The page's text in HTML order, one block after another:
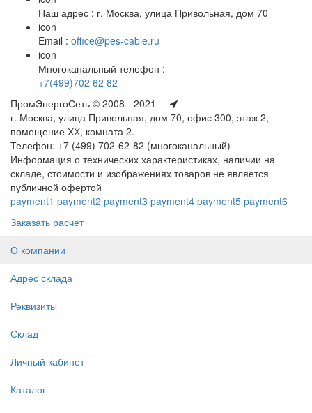
Наш адрес : г. Москва, улица Привольная, дом 70
icon
Email : office@pes-cable.ru
icon
Многоканальный телефон :
+7(499)702 62 82
ПромЭнергоСеть © 2008 - 2021
г. Москва, улица Привольная, дом 70, офис 300, этаж 2,
помещение ХХ, комната 2.
Телефон: +7 (499) 702-62-82 (многоканальный)
Информация о технических характеристиках, наличии на
складе, стоимости и изображениях товаров не является
публичной офертой
payment1 payment2 payment3 payment4 payment5 payment6
Заказать расчет
О компании
Адрес склада
Реквизиты
Склад
Личный кабинет
Каталог